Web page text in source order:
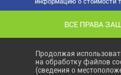
информацию о стоимости
ВСЕ ПРАВА
Продолжая
на обработку файлов
(сведения о